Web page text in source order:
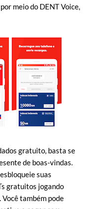
meio do DENT Voice,
gratuito, basta se
de boas-vindas.
suas
gratuitos jogando
também pode